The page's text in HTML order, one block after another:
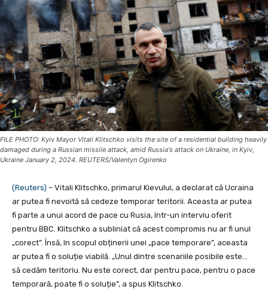
FILE PHOTO: Kyiv Mayor Vitali Klitschko visits the site of a residential building heavily
damaged during a Russian missile attack, amid Russia's attack on Ukraine, in Kyiv,
Ukraine January 2, 2024. REUTERS/Valentyn Ogirenko
(Reuters) – Vitali Klitschko, primarul Kievului, a declarat că Ucraina
ar putea fi nevoită să cedeze temporar teritorii. Aceasta ar putea
fi parte a unui acord de pace cu Rusia, într-un interviu oferit
pentru BBC. Klitschko a subliniat că acest compromis nu ar fi unul
„corect”. Însă, în scopul obținerii unei „pace temporare”, aceasta
ar putea fi o soluție viabilă. „Unul dintre scenariile posibile este…
să cedăm teritoriu. Nu este corect, dar pentru pace, pentru o pace
temporară, poate fi o soluție”, a spus Klitschko.